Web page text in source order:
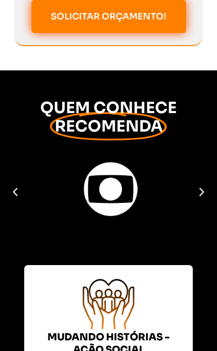
SOLICITAR ORÇAMENTO!
QUEM CONHECE
RECOMENDA
MUDANDO HISTÓRIAS -